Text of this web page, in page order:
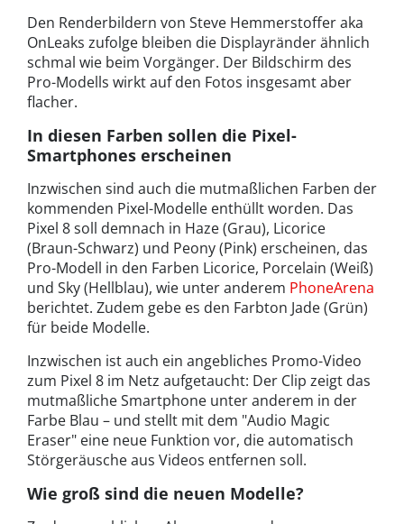
Den Renderbildern von Steve Hemmerstoffer aka
OnLeaks zufolge bleiben die Displayränder ähnlich
schmal wie beim Vorgänger. Der Bildschirm des
Pro-Modells wirkt auf den Fotos insgesamt aber
flacher.
In diesen Farben sollen die Pixel-
Smartphones erscheinen
Inzwischen sind auch die mutmaßlichen Farben der
kommenden Pixel-Modelle enthüllt worden. Das
Pixel 8 soll demnach in Haze (Grau), Licorice
(Braun-Schwarz) und Peony (Pink) erscheinen, das
Pro-Modell in den Farben Licorice, Porcelain (Weiß)
und Sky (Hellblau), wie unter anderem PhoneArena
berichtet. Zudem gebe es den Farbton Jade (Grün)
für beide Modelle.
Inzwischen ist auch ein angebliches Promo-Video
zum Pixel 8 im Netz aufgetaucht: Der Clip zeigt das
mutmaßliche Smartphone unter anderem in der
Farbe Blau – und stellt mit dem "Audio Magic
Eraser" eine neue Funktion vor, die automatisch
Störgeräusche aus Videos entfernen soll.
Wie groß sind die neuen Modelle?